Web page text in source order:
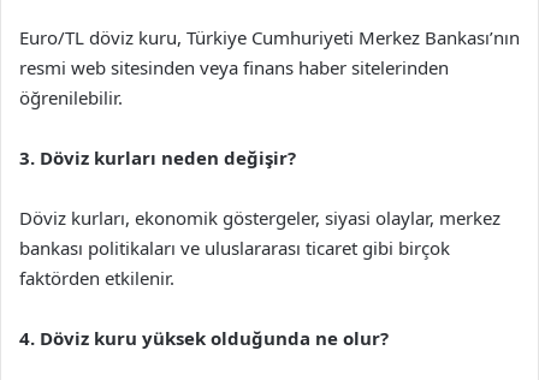
Euro/TL döviz kuru, Türkiye Cumhuriyeti Merkez Bankası’nın
resmi web sitesinden veya finans haber sitelerinden
öğrenilebilir.
3. Döviz kurları neden değişir?
Döviz kurları, ekonomik göstergeler, siyasi olaylar, merkez
bankası politikaları ve uluslararası ticaret gibi birçok
faktörden etkilenir.
4. Döviz kuru yüksek olduğunda ne olur?